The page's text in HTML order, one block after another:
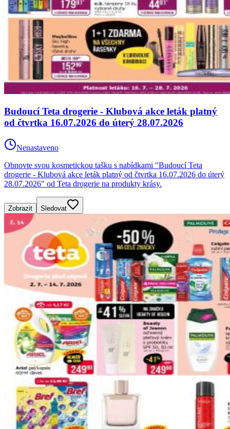
Budoucí Teta drogerie - Klubová akce leták platný
od čtvrtka 16.07.2026 do úterý 28.07.2026
Nenastaveno
Obnovte svou kosmetickou tašku s nabídkami "Budoucí Teta
drogerie - Klubová akce leták platný od čtvrtka 16.07.2026 do úterý
28.07.2026" od Teta drogerie na produkty krásy.
Zobrazit Sledovat